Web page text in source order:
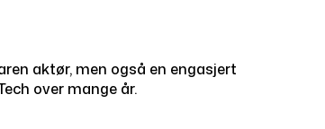
aktør, men også en engasjert
over mange år.